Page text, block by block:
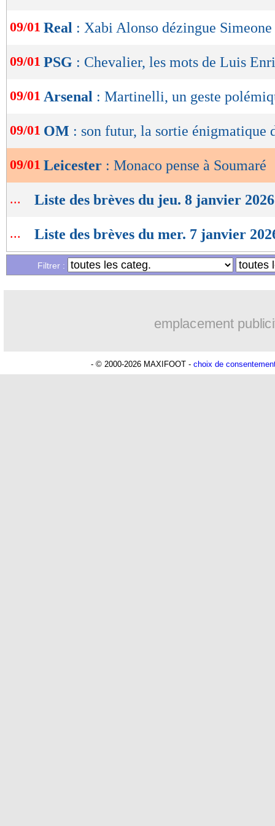
OK
09/01 Real : Xabi Alonso dézingue
09/01 PSG : Chevalier, les mots de Luis
09/01 Arsenal : Martinelli, un geste
09/01 OM : son futur, la sortie énigmatique
09/01 Leicester : Monaco pense à Soumaré
... Liste des brèves du jeu. 8 janvier 2026
... Liste des brèves du mer. 7 janvier
Filtrer :
emplacement
- © 2000-2026 MAXIFOOT - choix de